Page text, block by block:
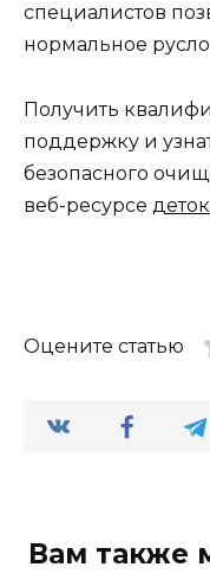
специалистов
нормальное
Получить
поддержку и
безопасного
веб-ресурсе
Оцените статью
Вам также